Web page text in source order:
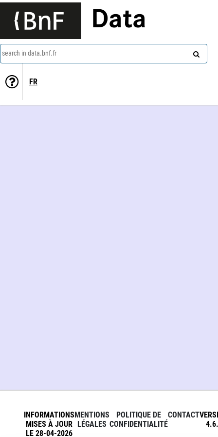
Data
search in data.bnf.fr
FR
INFORMATIONS
MISES À JOUR
LE 28-04-2026
MENTIONS
LÉGALES
POLITIQUE DE
CONFIDENTIALITÉ
CONTACT